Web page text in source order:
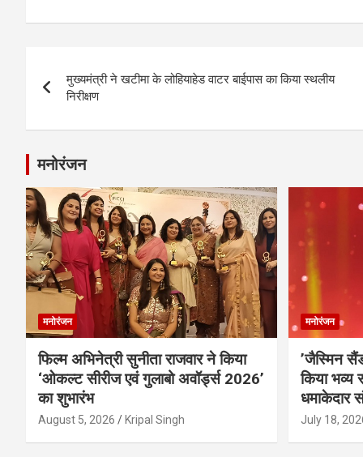
navigation
मुख्यमंत्री ने खटीमा के लोहियाहेड वाटर बाईपास का किया स्थलीय
निरीक्षण
मनोरंजन
मनोरंजन
फिल्म अभिनेत्री सुनीता राजवार ने किया
‘ओकल्ट सीरीज एवं गुलाबो अवॉर्ड्स 2026’
का शुभारंभ
August 5, 2026 Kripal Singh
मनोरंजन
’जैस्मिन
किया भव्य
धमाकेदार
July 18,